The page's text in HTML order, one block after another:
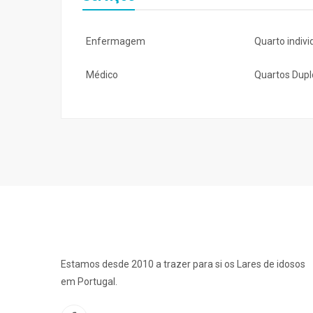
Enfermagem
Médico
Quarto
Quartos
Estamos desde 2010 a trazer para si os Lares de idosos
em Portugal.